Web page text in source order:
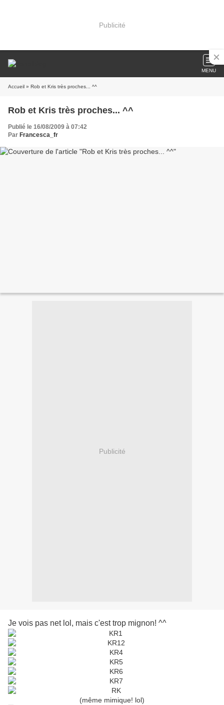
Publicité
MENU
Accueil » Rob et Kris très proches... ^^
Rob et Kris très proches... ^^
Publié le 16/08/2009 à 07:42
Par Francesca_fr
Publicité
Je vois pas net lol, mais c'est trop mignon! ^^
(même mimique! lol)